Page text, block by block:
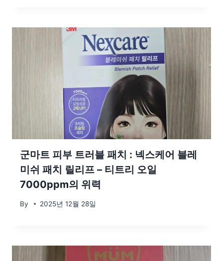
군마트 피부 트러블 패치 : 넥스케어 블레
미쉬 패치 릴리프 – 티트리 오일
7000ppm의 위력
By 2025년 12월 28일